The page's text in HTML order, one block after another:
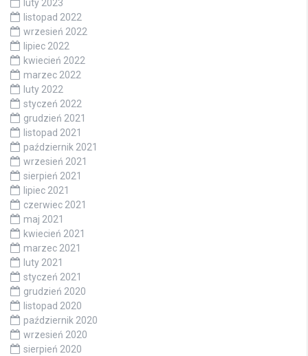
luty 2023
listopad 2022
wrzesień 2022
lipiec 2022
kwiecień 2022
marzec 2022
luty 2022
styczeń 2022
grudzień 2021
listopad 2021
październik 2021
wrzesień 2021
sierpień 2021
lipiec 2021
czerwiec 2021
maj 2021
kwiecień 2021
marzec 2021
luty 2021
styczeń 2021
grudzień 2020
listopad 2020
październik 2020
wrzesień 2020
sierpień 2020